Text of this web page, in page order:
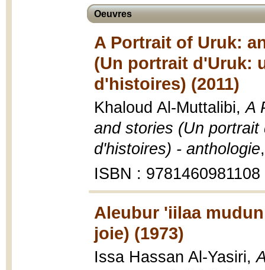
Oeuvres
A Portrait of Uruk:
(Un portrait d'Uruk:
d'histoires) (2011)
Khaloud Al-Muttalibi,A
and stories (Un
d'histoires) - anthologie
ISBN : 9781460981108
Aleubur 'iilaa
joie) (1973)
Issa Hassan Al-Yasiri,